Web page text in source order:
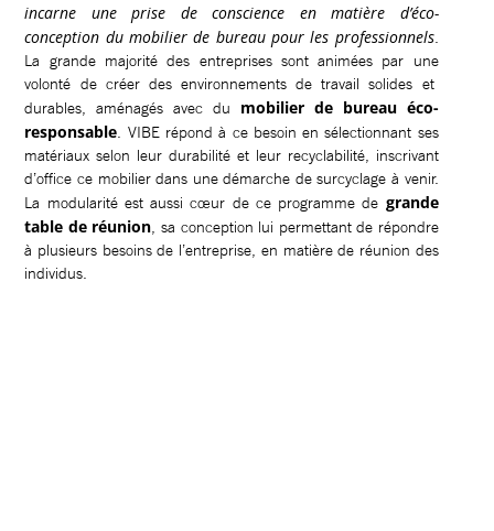
incarne une prise de conscience en matière d’éco-
conception du mobilier de bureau pour les professionnels.
La grande majorité des entreprises sont animées par une
volonté de créer des environnements de travail solides et
durables, aménagés avec du mobilier de bureau éco-
responsable . VIBE répond à ce besoin en sélectionnant ses
matériaux selon leur durabilité et leur recyclabilité, inscrivant
d’office ce mobilier dans une démarche de surcyclage à venir.
La modularité est aussi cœur de ce programme de grande
table de réunion , sa conception lui permettant de répondre
à plusieurs besoins de l’entreprise, en matière de réunion des
individus.